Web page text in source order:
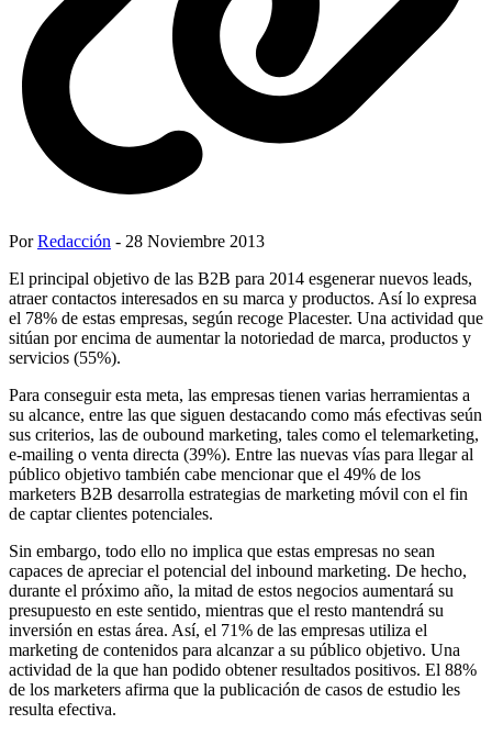
PorRedacción - 28 Noviembre 2013
El principal objetivo de las B2B para 2014 esgenerar nuevos leads,
atraer contactos interesados en su marca y productos. Así lo expresa
el 78% de estas empresas, según recoge Placester. Una actividad que
sitúan por encima de aumentar la notoriedad de marca, productos y
servicios (55%).
Para conseguir esta meta, las empresas tienen varias herramientas a
su alcance, entre las que siguen destacando como más efectivas seún
sus criterios, las de oubound marketing, tales como el telemarketing,
e-mailing o venta directa (39%). Entre las nuevas vías para llegar al
público objetivo también cabe mencionar que el 49% de los
marketers B2B desarrolla estrategias de marketing móvil con el fin
de captar clientes potenciales.
Sin embargo, todo ello no implica que estas empresas no sean
capaces de apreciar el potencial del inbound marketing. De hecho,
durante el próximo año, la mitad de estos negocios aumentará su
presupuesto en este sentido, mientras que el resto mantendrá su
inversión en estas área. Así, el 71% de las empresas utiliza el
marketing de contenidos para alcanzar a su público objetivo. Una
actividad de la que han podido obtener resultados positivos. El 88%
de los marketers afirma que la publicación de casos de estudio les
resulta efectiva.